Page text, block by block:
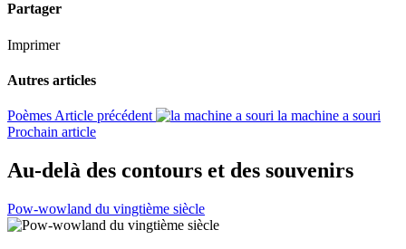
Partager
Imprimer
Autres articles
Poèmes Article précédent
la machine a souri
Prochain article
Au-delà des contours et des souvenirs
Pow-wowland du vingtième siècle